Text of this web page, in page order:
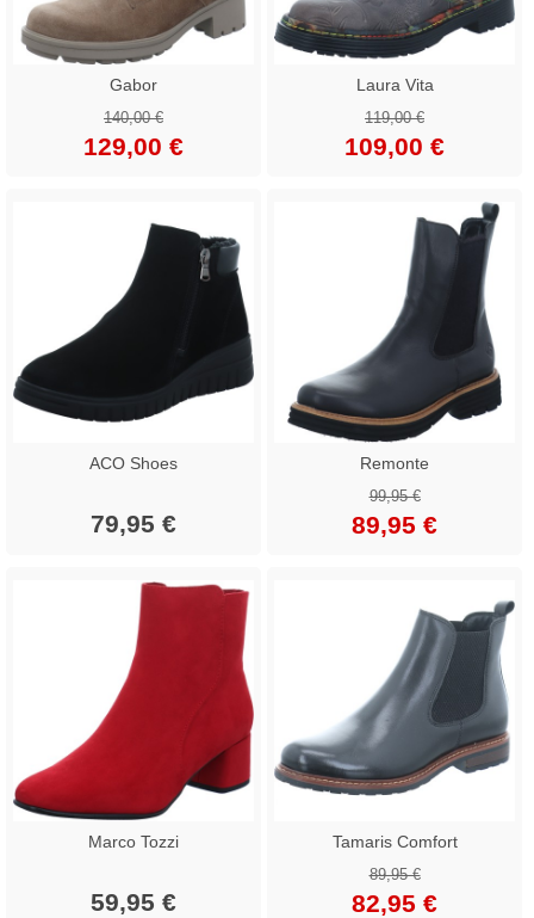
Gabor
140,00 €
129,00 €
Laura Vita
119,00 €
109,00 €
ACO Shoes
79,95 €
Remonte
99,95 €
89,95 €
Marco Tozzi
59,95 €
Tamaris Comfort
89,95 €
82,95 €